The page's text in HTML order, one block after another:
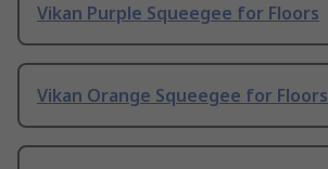
Vikan Purple Squeegee for Floors
Vikan Orange Squeegee for Floors